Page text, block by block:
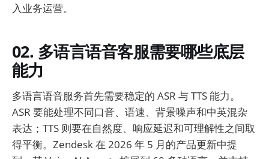
入业务运营。
02. 多语言语音客服需要哪些底层
能力
多语言语音服务首先需要稳定的 ASR 与 TTS 能力。
ASR 要能处理不同口音、语速、背景噪声和中英混杂
表达；TTS 则要在自然度、响应延迟和可理解性之间取
得平衡。Zendesk 在 2026 年 5 月的产品更新中提